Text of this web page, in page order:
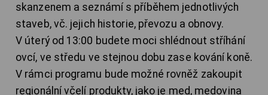
skanzenem a seznámí s příběhem jednotlivých
staveb, vč. jejich historie, převozu a obnovy.
V úterý od 13:00 budete moci shlédnout stříhání
ovcí, ve středu ve stejnou dobu zase kování koně.
V rámci programu bude možné rovněž zakoupit
regionální včelí produkty, jako je med, medovina